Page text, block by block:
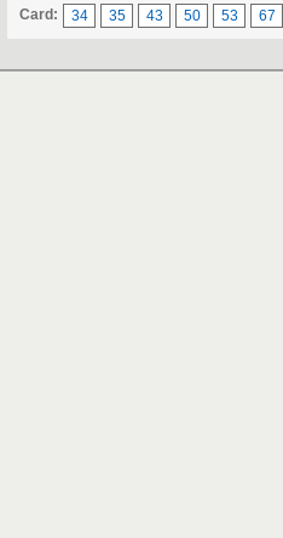
Card: 34 35 43 50 53 67